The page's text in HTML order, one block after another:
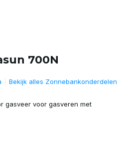
700N
Bekijk alles Zonnebankonderdelen
gasveer voor gasveren met